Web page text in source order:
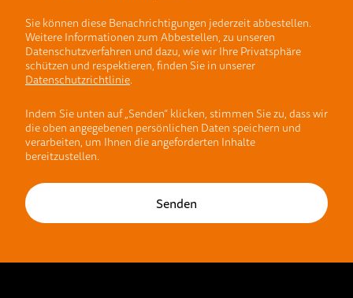
Sie können diese Benachrichtigungen jederzeit abbestellen.
Weitere Informationen zum Abbestellen, zu unseren
Datenschutzverfahren und dazu, wie wir Ihre Privatsphäre
schützen und respektieren, finden Sie in unserer
Datenschutzrichtlinie.
Indem Sie unten auf „Senden“ klicken, stimmen Sie zu, dass wir
die oben angegebenen persönlichen Daten speichern und
verarbeiten, um Ihnen die angeforderten Inhalte
bereitzustellen.